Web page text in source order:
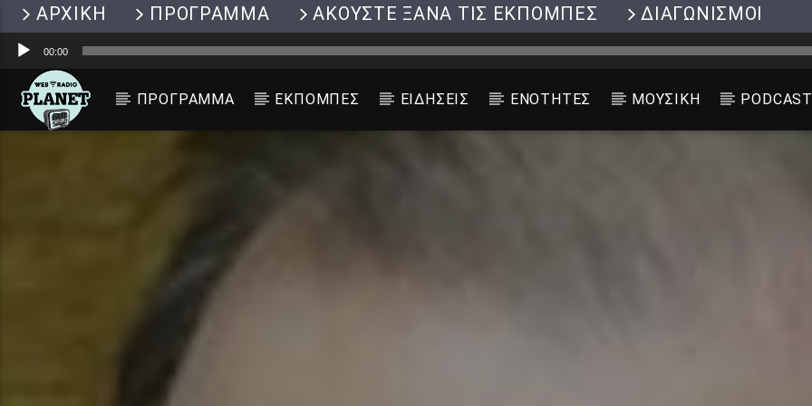
ΑΡΧΙΚΗ ΠΡΟΓΡΑΜΜΑ ΑΚΟΥΣΤΕ ΞΑΝΑ ΤΙΣ ΕΚΠΟΜΠΕΣ ΔΙΑΓΩΝΙΣΜΟΙ
Πρόγραμμα
Ήχου
00:00
ΠΡΟΓΡΑΜΜΑ ΕΚΠΟΜΠΕΣ ΕΙΔΗΣΕΙΣ ΕΝΟΤΗΤΕΣ ΜΟΥΣΙΚΗ